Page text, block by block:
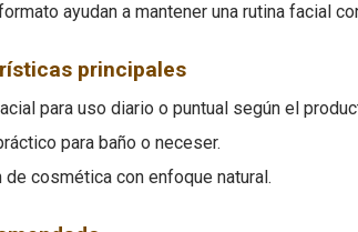
ayudan a mantener una rutina facial
principales
para uso diario o puntual según el
para baño o neceser.
de cosmética con enfoque natural.